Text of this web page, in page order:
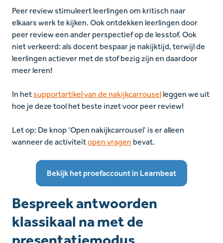
Peer review stimuleert leerlingen om kritisch naar
elkaars werk te kijken. Ook ontdekken leerlingen door
peer review een ander perspectief op de lesstof. Ook
niet verkeerd: als docent bespaar je nakijktijd, terwijl de
leerlingen actiever met de stof bezig zijn en daardoor
meer leren!
In hetsupportartikel van de nakijkcarrousel leggen we uit
hoe je deze tool het beste inzet voor peer review!
Let op: De knop ‘Open nakijkcarrousel’ is er alleen
wanneer de activiteitopen vragen bevat.
Bekijk het proefaccount in Learnbeat
Bespreek antwoorden
klassikaal na met de